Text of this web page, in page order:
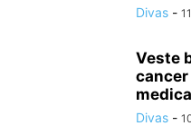
Divas -
Veste
cancer
Divas -